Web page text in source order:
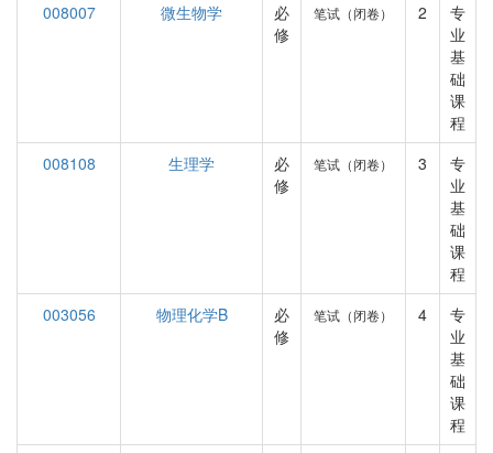
008007
微生物学
必
修
笔试（闭卷） 2
专
业
基
础
课
程
008108
生理学
必
修
笔试（闭卷） 3
专
业
基
础
课
程
003056
物理化学B
必
修
笔试（闭卷） 4
专
业
基
础
课
程